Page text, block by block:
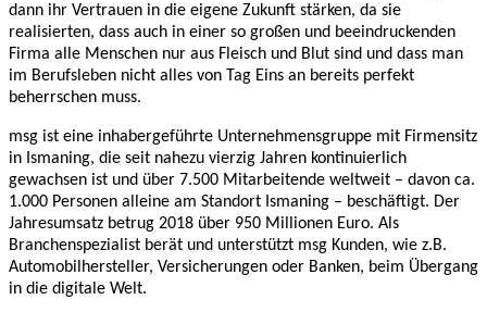
dann ihr Vertrauen in die eigene Zukunft stärken, da sie
realisierten, dass auch in einer so großen und beeindruckenden
Firma alle Menschen nur aus Fleisch und Blut sind und dass man
im Berufsleben nicht alles von Tag Eins an bereits perfekt
beherrschen muss.
msg ist eine inhabergeführte Unternehmensgruppe mit Firmensitz
in Ismaning, die seit nahezu vierzig Jahren kontinuierlich
gewachsen ist und über 7.500 Mitarbeitende weltweit – davon ca.
1.000 Personen alleine am Standort Ismaning – beschäftigt. Der
Jahresumsatz betrug 2018 über 950 Millionen Euro. Als
Branchenspezialist berät und unterstützt msg Kunden, wie z.B.
Automobilhersteller, Versicherungen oder Banken, beim Übergang
in die digitale Welt.